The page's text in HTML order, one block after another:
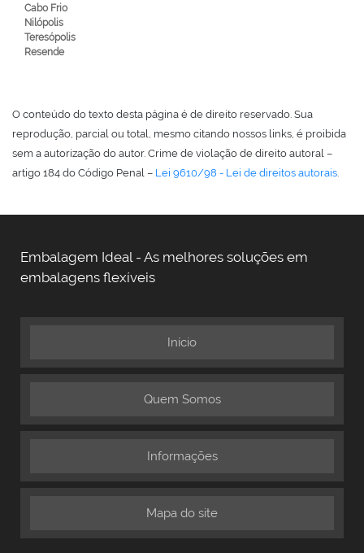
Cabo Frio
Nilópolis
Teresópolis
Resende
O conteúdo do texto desta página é de direito reservado. Sua
reprodução, parcial ou total, mesmo citando nossos links, é proibida
sem a autorização do autor. Crime de violação de direito autoral –
artigo 184 do Código Penal – Lei 9610/98 - Lei de direitos autorais.
Embalagem Ideal - As melhores soluções em
embalagens flexíveis
Início
Quem Somos
Informações
Mapa do site